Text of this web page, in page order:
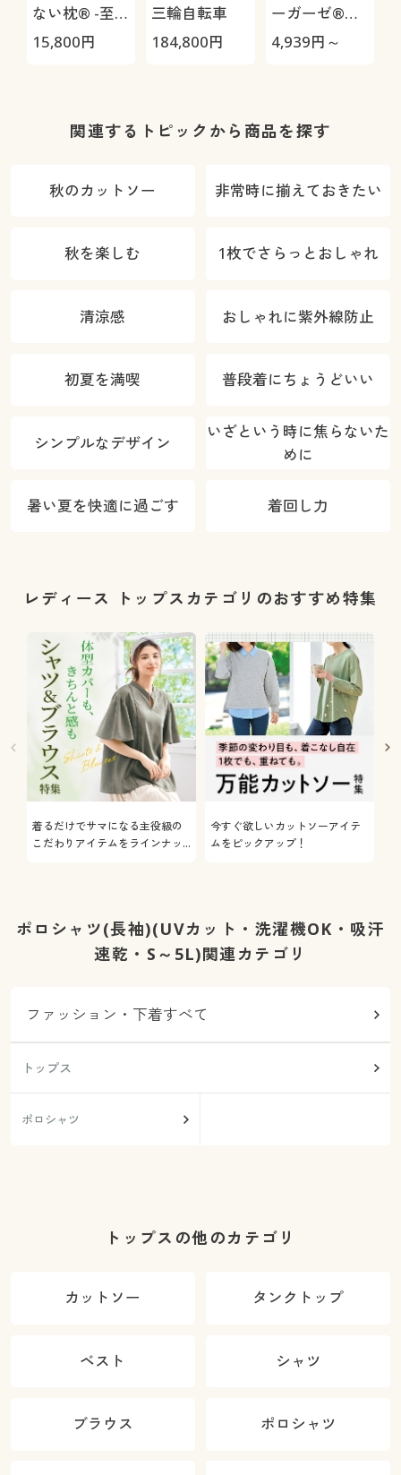
ない枕® -至
極-
15,800円
三輪自転車
184,800円
ーガーゼ®か
ぶりパジャマ/
4,939円～
関連するトピックから商品を探す
秋のカットソー 非常時に揃えておきたい
秋を楽しむ 1枚でさらっとおしゃれ
清涼感 おしゃれに紫外線防止
初夏を満喫 普段着にちょうどいい
シンプルなデザイン
いざという時に焦らないた
めに
暑い夏を快適に過ごす 着回し力
レディース トップスカテゴリのおすすめ特集
着るだけでサマになる主役級の
こだわりアイテムをラインナッ
今すぐ欲しいカットソーアイテ
ムをピックアップ！
ポロシャツ(長袖)(UVカット・洗濯機OK・吸汗
速乾・S～5L)関連カテゴリ
ファッション・下着すべて
トップス
ポロシャツ
トップスの他のカテゴリ
カットソー タンクトップ
ベスト シャツ
ブラウス ポロシャツ